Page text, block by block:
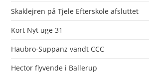
Skaklejren på Tjele Efterskole afsluttet
Kort Nyt uge 31
Haubro-Suppanz vandt CCC
Hector flyvende i Ballerup